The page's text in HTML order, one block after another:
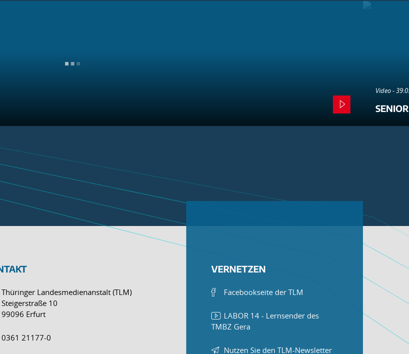
Video -
Thüringer Landesmedienanstalt (TLM)
Steigerstraße 10
99096 Erfurt
0361 21177-0
VERNETZEN
Facebookseite der TLM
LABOR 14 - Lernsender des
TMBZ Gera
Nutzen Sie den TLM-Newsletter